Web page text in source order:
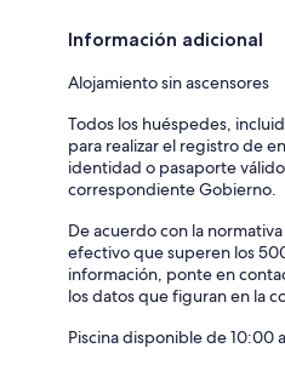
Información adicional
Alojamiento sin ascensores
Todos los huéspedes,
para realizar el registro de
identidad o pasaporte
correspondiente Gobierno.
De acuerdo con la
efectivo que superen los
información, ponte en
los datos que figuran en la
Piscina disponible de 10:00